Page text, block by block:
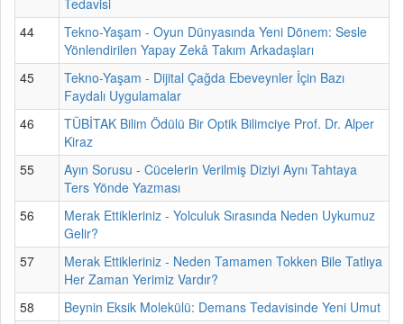
44
Tekno-Yaşam - Oyun Dünyasında Yeni Dönem: Sesle
Yönlendirilen Yapay Zekâ Takım Arkadaşları
45
Tekno-Yaşam - Dijital Çağda Ebeveynler İçin Bazı
Faydalı Uygulamalar
46
TÜBİTAK Bilim Ödülü Bir Optik Bilimciye Prof. Dr. Alper
Kiraz
55
Ayın Sorusu - Cücelerin Verilmiş Diziyi Aynı Tahtaya
Ters Yönde Yazması
56
Merak Ettikleriniz - Yolculuk Sırasında Neden Uykumuz
Gelir?
57
Merak Ettikleriniz - Neden Tamamen Tokken Bile Tatlıya
Her Zaman Yerimiz Vardır?
58
Beynin Eksik Molekülü: Demans Tedavisinde Yeni Umut